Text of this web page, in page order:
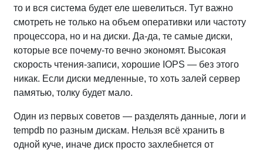
то и вся система будет еле шевелиться. Тут важно
смотреть не только на объем оперативки или частоту
процессора, но и на диски. Да-да, те самые диски,
которые все почему-то вечно экономят. Высокая
скорость чтения-записи, хорошие IOPS — без этого
никак. Если диски медленные, то хоть залей сервер
памятью, толку будет мало.
Один из первых советов — разделять данные, логи и
tempdb по разным дискам. Нельзя всё хранить в
одной куче, иначе диск просто захлебнется от